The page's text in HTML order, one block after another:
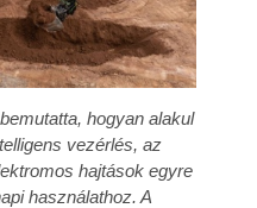
hogyan alakul
vezérlés, az
hajtások egyre
használathoz. A